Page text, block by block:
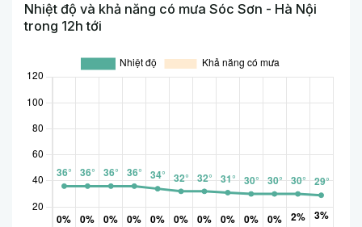
Nhiệt độ và khả năng có mưa Sóc Sơn - Hà Nội
trong 12h tới